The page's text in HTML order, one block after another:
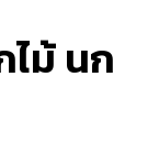
ไม้ นก